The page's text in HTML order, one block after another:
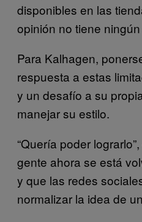
disponibles en las
opinión no tiene ningún
Para Kalhagen,
respuesta a estas
y un desafío a su
manejar su estilo.
“Quería poder
gente ahora se está
y que las redes
normalizar la idea de